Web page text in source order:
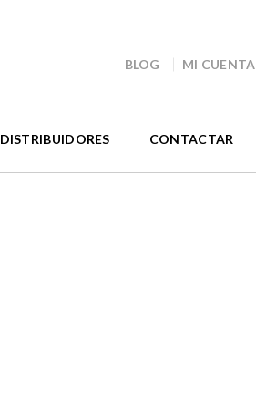
BLOG MI CUENTA
DISTRIBUIDORES CONTACTAR